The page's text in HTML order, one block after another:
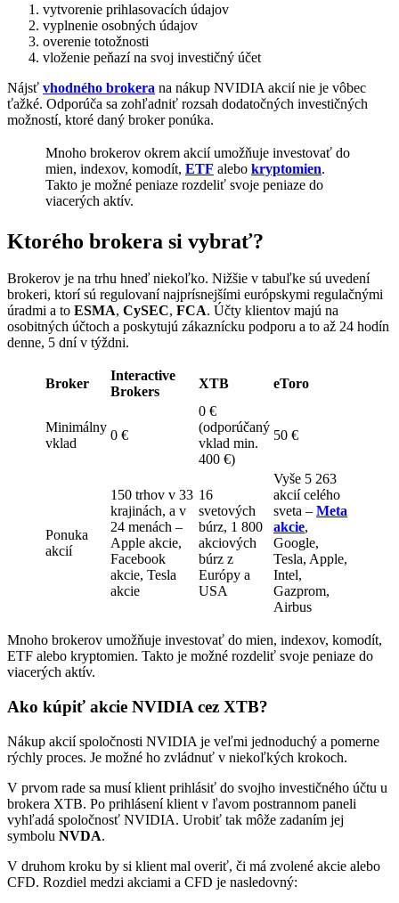
vytvorenie prihlasovacích údajov
vyplnenie osobných údajov
overenie totožnosti
vloženie peňazí na svoj investičný účet
Nájsť vhodného brokera na nákup NVIDIA akcií nie je vôbec
ťažké. Odporúča sa zohľadniť rozsah dodatočných investičných
možností, ktoré daný broker ponúka.
Mnoho brokerov okrem akcií umožňuje investovať do
mien, indexov, komodít, ETF alebo kryptomien.
Takto je možné peniaze rozdeliť svoje peniaze do
viacerých aktív.
Ktorého brokera si vybrať?
Brokerov je na trhu hneď niekoľko. Nižšie v tabuľke sú uvedení
brokeri, ktorí sú regulovaní najprísnejšími európskymi regulačnými
úradmi a to ESMA, CySEC, FCA. Účty klientov majú na
osobitných účtoch a poskytujú zákaznícku podporu a to až 24 hodín
denne, 5 dní v týždni.
Broker
Interactive
Brokers
XTB eToro
Minimálny
vklad
0 €
0 €
(odporúčaný
vklad min.
400 €)
50 €
Ponuka
akcií
150 trhov v 33
krajinách, a v
24 menách –
Apple akcie,
Facebook
akcie, Tesla
akcie
16
svetových
búrz, 1 800
akciových
búrz z
Európy a
USA
Vyše 5 263
akcií celého
sveta – Meta
akcie,
Google,
Tesla, Apple,
Intel,
Gazprom,
Airbus
Mnoho brokerov umožňuje investovať do mien, indexov, komodít,
ETF alebo kryptomien. Takto je možné rozdeliť svoje peniaze do
viacerých aktív.
Ako kúpiť akcie NVIDIA cez XTB?
Nákup akcií spoločnosti NVIDIA je veľmi jednoduchý a pomerne
rýchly proces. Je možné ho zvládnuť v niekoľkých krokoch.
V prvom rade sa musí klient prihlásiť do svojho investičného účtu u
brokera XTB. Po prihlásení klient v ľavom postrannom paneli
vyhľadá spoločnosť NVIDIA. Urobiť tak môže zadaním jej
symbolu NVDA.
V druhom kroku by si klient mal overiť, či má zvolené akcie alebo
CFD. Rozdiel medzi akciami a CFD je nasledovný: